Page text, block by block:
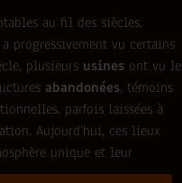
au fil des siècles.
progressivement vu certains
plusieurs usines ont vu le
abandonées, témoins
parfois laissées à
Aujourd’hui, ces lieux
unique et leur